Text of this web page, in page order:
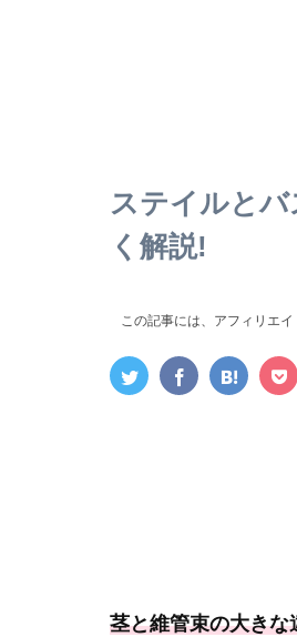
ステイルと
く解説!
この記事には、アフィリエ
茎と維管束の大き